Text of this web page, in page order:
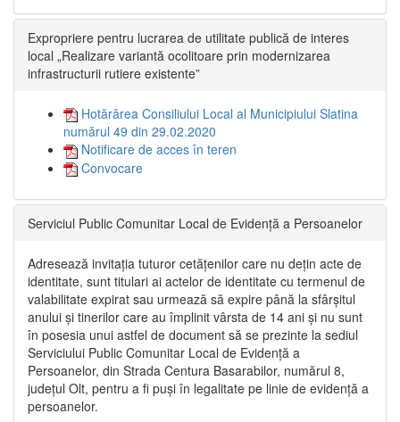
Expropriere pentru lucrarea de utilitate publică de interes
local „Realizare variantă ocolitoare prin modernizarea
infrastructurii rutiere existente”
Hotărârea Consiliului Local al Municipiului Slatina
numărul 49 din 29.02.2020
Notificare de acces în teren
Convocare
Serviciul Public Comunitar Local de Evidență a Persoanelor
Adresează invitația tuturor cetățenilor care nu dețin acte de
identitate, sunt titulari ai actelor de identitate cu termenul de
valabilitate expirat sau urmează să expire până la sfârșitul
anului și tinerilor care au împlinit vârsta de 14 ani și nu sunt
în posesia unui astfel de document să se prezinte la sediul
Serviciului Public Comunitar Local de Evidență a
Persoanelor, din Strada Centura Basarabilor, numărul 8,
județul Olt, pentru a fi puși în legalitate pe linie de evidență a
persoanelor.